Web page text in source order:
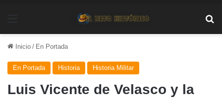
Inicio / En Portada
En Portada Historia Historia Militar
Luis Vicente de Velasco y la